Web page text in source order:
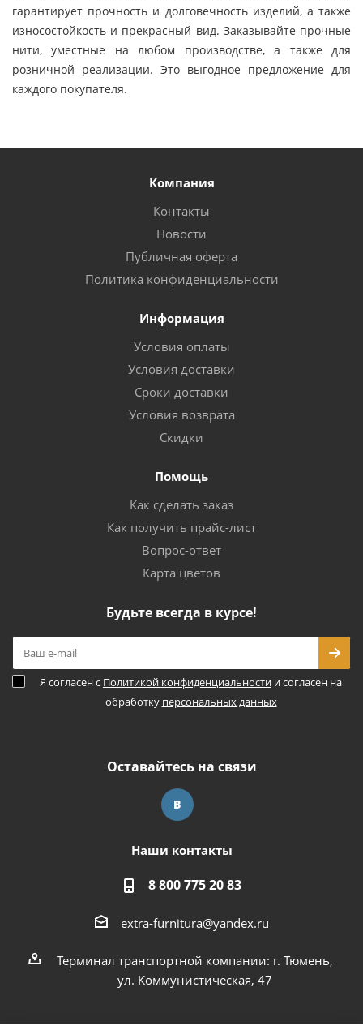
гарантирует прочность и долговечность изделий, а также
износостойкость и прекрасный вид. Заказывайте прочные
нити, уместные на любом производстве, а также для
розничной реализации. Это выгодное предложение для
каждого покупателя.
Компания
Контакты
Новости
Публичная оферта
Политика конфиденциальности
Информация
Условия оплаты
Условия доставки
Сроки доставки
Условия возврата
Скидки
Помощь
Как сделать заказ
Как получить прайс-лист
Вопрос-ответ
Карта цветов
Будьте всегда в курсе!
Я согласен с Политикой конфиденциальности и согласен на
обработку персональных данных
Оставайтесь на связи
Наши контакты
8 800 775 20 83
extra-furnitura@yandex.ru
Терминал транспортной компании: г. Тюмень,
ул. Коммунистическая, 47